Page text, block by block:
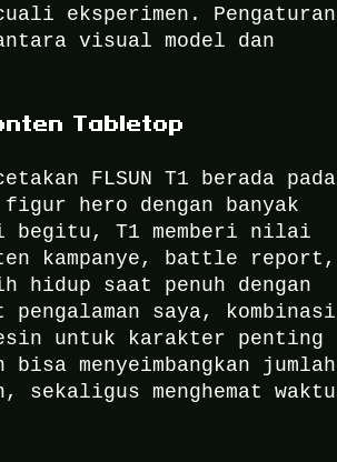
eksperimen. Pengaturan
visual model dan
Tabletop
FLSUN T1 berada pada
figur hero dengan banyak
begitu, T1 memberi nilai
kampanye, battle report,
hidup saat penuh dengan
saya, kombinasi
untuk karakter penting
menyeimbangkan jumlah
sekaligus menghemat waktu